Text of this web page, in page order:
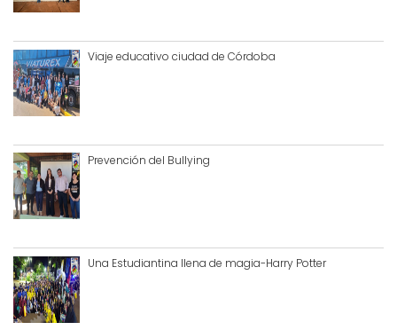
Viaje educativo ciudad de Córdoba
Prevención del Bullying
Una Estudiantina llena de magia-Harry Potter